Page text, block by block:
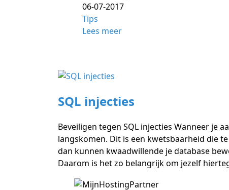
06-07-2017
Tips
Lees meer
SQL injecties
Beveiligen tegen SQL injecties Wanneer je
langskomen. Dit is een kwetsbaarheid die
dan kunnen kwaadwillende je database
Daarom is het zo belangrijk om jezelf